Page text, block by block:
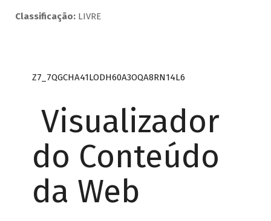
Classificação:LIVRE
Z7_7QGCHA41LODH60A3OQA8RN14L6
Visualizador
do Conteúdo
da Web